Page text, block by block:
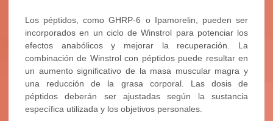
Los péptidos, como GHRP-6 o Ipamorelin, pueden ser
incorporados en un ciclo de Winstrol para potenciar los
efectos anabólicos y mejorar la recuperación. La
combinación de Winstrol con péptidos puede resultar en
un aumento significativo de la masa muscular magra y
una reducción de la grasa corporal. Las dosis de
péptidos deberán ser ajustadas según la sustancia
específica utilizada y los objetivos personales.